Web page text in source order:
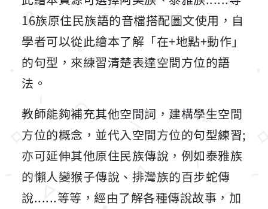
16族原住民族語的音檔搭配圖文使用，自
學者可以從此繪本了解「在+地點+動作」
的句型，來練習清楚表達空間方位的語
法。
教師能夠補充其他空間詞，建構學生空間
方位的概念，並代入空間方位的句型練習;
亦可延伸其他原住民族傳說，例如泰雅族
的懶人變猴子傳說、排灣族的百步蛇傳
說......等等，經由了解各種傳說故事，加